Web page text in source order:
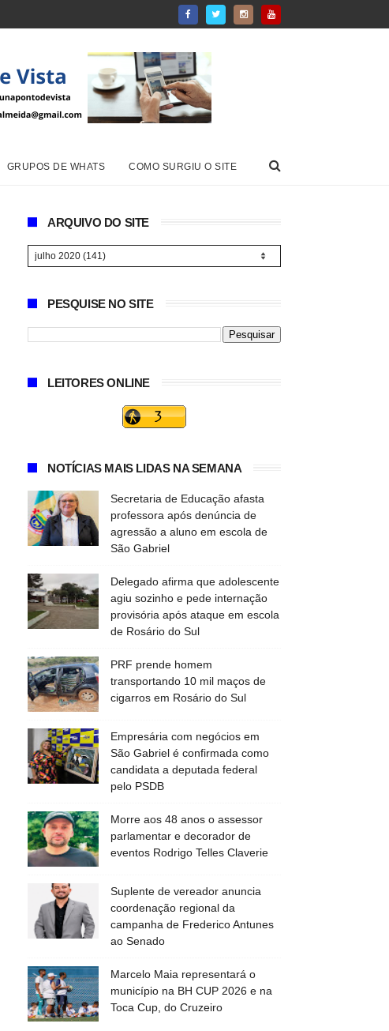
GRUPOS DE WHATS COMO SURGIU O SITE
ARQUIVO DO SITE
PESQUISE NO SITE
LEITORES ONLINE
NOTÍCIAS MAIS LIDAS NA SEMANA
Secretaria de Educação afasta
professora após denúncia de
agressão a aluno em escola de
São Gabriel
Delegado afirma que adolescente
agiu sozinho e pede internação
provisória após ataque em escola
de Rosário do Sul
PRF prende homem
transportando 10 mil maços de
cigarros em Rosário do Sul
Empresária com negócios em
São Gabriel é confirmada como
candidata a deputada federal
pelo PSDB
Morre aos 48 anos o assessor
parlamentar e decorador de
eventos Rodrigo Telles Claverie
Suplente de vereador anuncia
coordenação regional da
campanha de Frederico Antunes
ao Senado
Marcelo Maia representará o
município na BH CUP 2026 e na
Toca Cup, do Cruzeiro